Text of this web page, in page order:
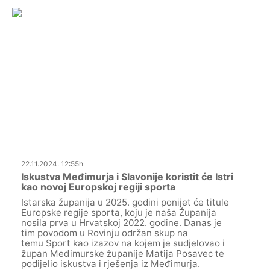
22.11.2024. 12:55h
Iskustva Međimurja i Slavonije koristit će Istri
kao novoj Europskoj regiji sporta
Istarska županija u 2025. godini ponijet će titule
Europske regije sporta, koju je naša Županija
nosila prva u Hrvatskoj 2022. godine. Danas je
tim povodom u Rovinju održan skup na
temu Sport kao izazov na kojem je sudjelovao i
župan Međimurske županije Matija Posavec te
podijelio iskustva i rješenja iz Međimurja.